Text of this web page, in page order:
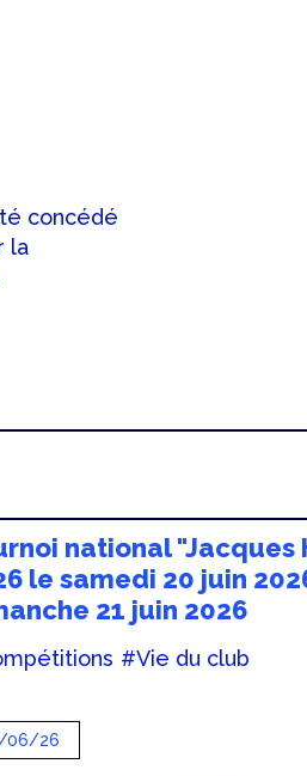
concédé
la
national "Jacques
le samedi 20 juin
21 juin 2026
#Vie du club
06/26